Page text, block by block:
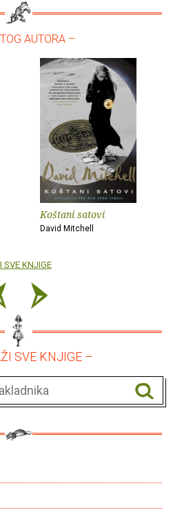
AUTORA –
Koštani satovi
David Mitchell
SVE KNJIGE
SVE KNJIGE –